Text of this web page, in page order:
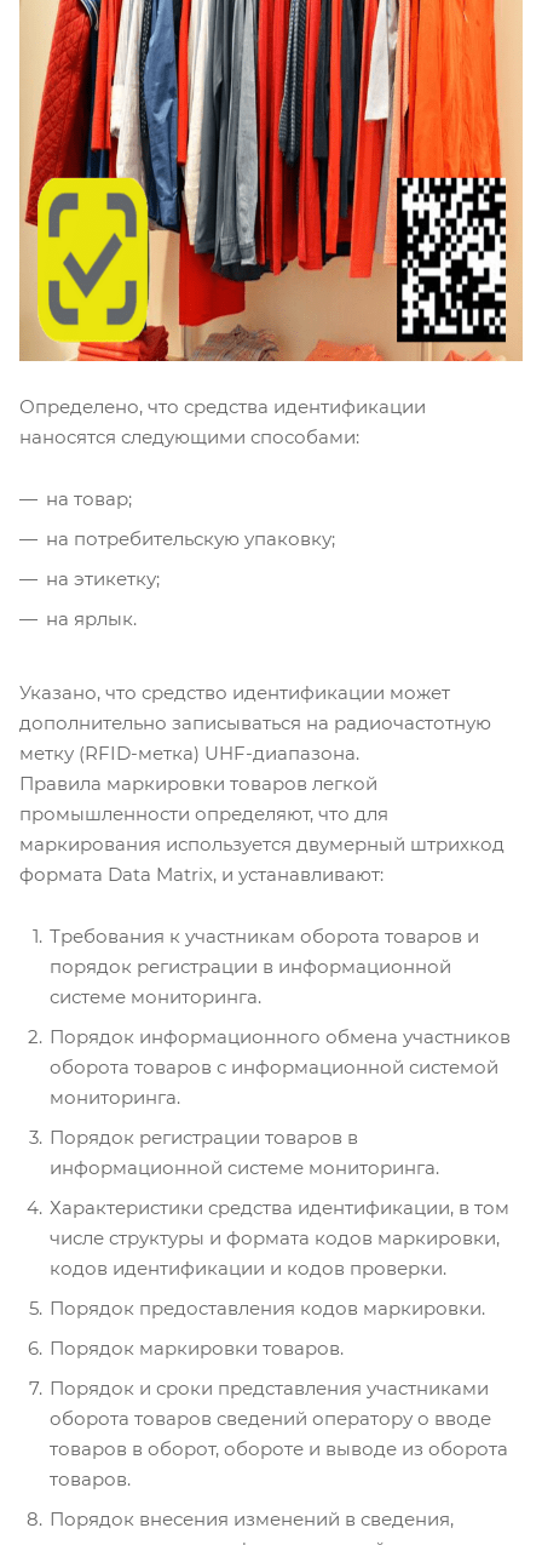
Определено, что средства идентификации
наносятся следующими способами:
на товар;
на потребительскую упаковку;
на этикетку;
на ярлык.
Указано, что средство идентификации может
дополнительно записываться на радиочастотную
метку (RFID-метка) UHF-диапазона.
Правила маркировки товаров легкой
промышленности определяют, что для
маркирования используется двумерный штрихкод
формата Data Matrix, и устанавливают:
Требования к участникам оборота товаров и
порядок регистрации в информационной
системе мониторинга.
Порядок информационного обмена участников
оборота товаров с информационной системой
мониторинга.
Порядок регистрации товаров в
информационной системе мониторинга.
Характеристики средства идентификации, в том
числе структуры и формата кодов маркировки,
кодов идентификации и кодов проверки.
Порядок предоставления кодов маркировки.
Порядок маркировки товаров.
Порядок и сроки представления участниками
оборота товаров сведений оператору о вводе
товаров в оборот, обороте и выводе из оборота
товаров.
Порядок внесения изменений в сведения,